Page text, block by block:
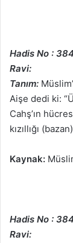
Hadis No :
Ravi:
Tanım:
Aişe dedi ki:
Cahş’ın
kızıllığı
Kaynak:
Hadis No :
Ravi: